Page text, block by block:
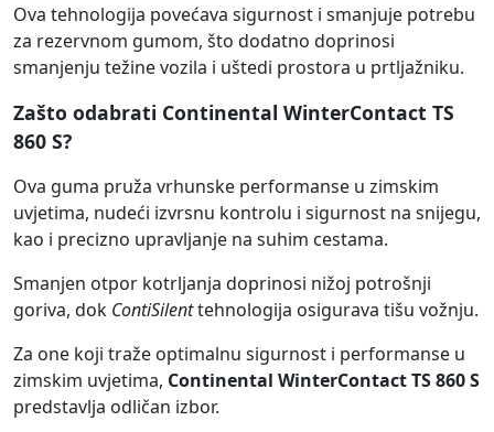
Ova tehnologija povećava sigurnost i smanjuje potrebu
za rezervnom gumom, što dodatno doprinosi
smanjenju težine vozila i uštedi prostora u prtljažniku.
Zašto odabrati Continental WinterContact TS
860 S?
Ova guma pruža vrhunske performanse u zimskim
uvjetima, nudeći izvrsnu kontrolu i sigurnost na snijegu,
kao i precizno upravljanje na suhim cestama.
Smanjen otpor kotrljanja doprinosi nižoj potrošnji
goriva, dok ContiSilenttehnologija osigurava tišu vožnju.
Za one koji traže optimalnu sigurnost i performanse u
zimskim uvjetima, Continental WinterContact TS 860 S
predstavlja odličan izbor.